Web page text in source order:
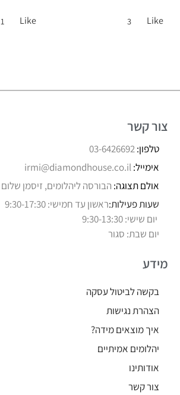
Like
3
Like
1
צור קשר
טלפון:03-6426692
אימייל:irmi@diamondhouse.co.il
אולם תצוגה: הבורסה ליהלומים, זיסמן שלום 1, רמת גן
שעות פעילות:ראשון עד חמישי: 9:30-17:30
יום שישי: 9:30-13:30
יום שבת: סגור
מידע
בקשה לביטול עסקה
הצהרת נגישות
איך מוצאים מידה?
יהלומים אמיתיים
אודותינו
צור קשר